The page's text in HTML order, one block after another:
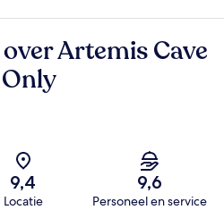
Artemis Cave
9,4
Locatie
9,6
Personeel en service